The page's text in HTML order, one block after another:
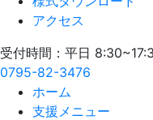
アクセス
受付時間：平日
0795-82-3476
ホーム
支援メニュー